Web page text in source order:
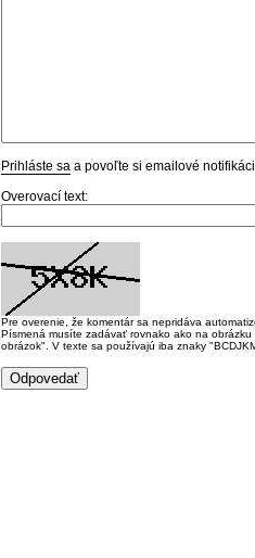
Prihláste sa a povoľte si emailové
Overovací text:
Pre overenie, že komentár sa nepridáva
Písmená musíte zadávať rovnako ako na
obrázok". V texte sa používajú iba znaky